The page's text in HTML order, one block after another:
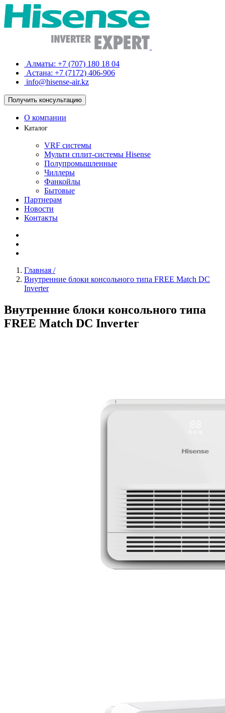
Алматы: +7 (707) 180 18 04
Астана: +7 (7172) 406-906
info@hisense-air.kz
Получить консультацию
О компании
Каталог
VRF системы
Мульти сплит-системы Hisense
Полупромышленные
Чиллеры
Фанкойлы
Бытовые
Партнерам
Новости
Контакты
Главная /
Внутренние блоки консольного типа FREE Match DC
Inverter
Внутренние блоки консольного типа
FREE Match DC Inverter